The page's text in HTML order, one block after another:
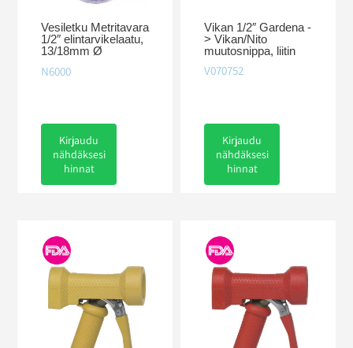
Vesiletku Metritavara
1/2″ elintarvikelaatu,
13/18mm Ø
N6000
Kirjaudu
nähdäksesi
hinnat
Vikan 1/2″ Gardena -
> Vikan/Nito
muutosnippa, liitin
V070752
Kirjaudu
nähdäksesi
hinnat